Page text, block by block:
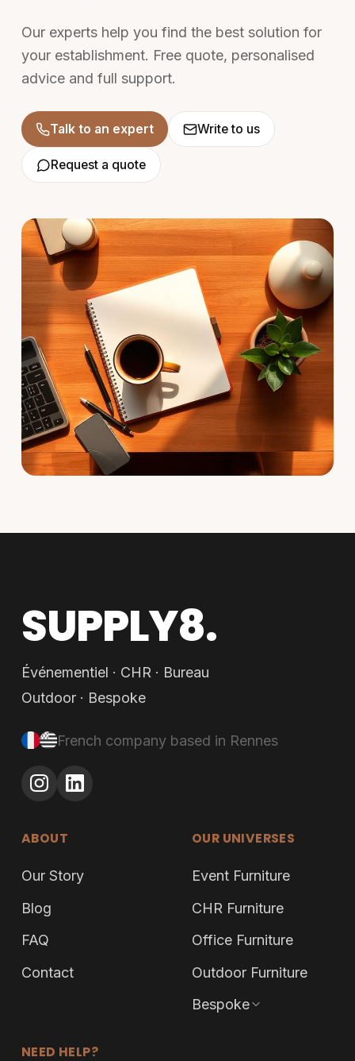
Our experts help you find the best solution for
your establishment. Free quote, personalised
advice and full support.
Talk to an expert Write to us
Request a quote
SUPPLY8.
Événementiel · CHR · Bureau
Outdoor · Bespoke
French company based in Rennes
ABOUT
Our Story
Blog
FAQ
Contact
OUR UNIVERSES
Event Furniture
CHR Furniture
Office Furniture
Outdoor Furniture
Bespoke
NEED HELP?